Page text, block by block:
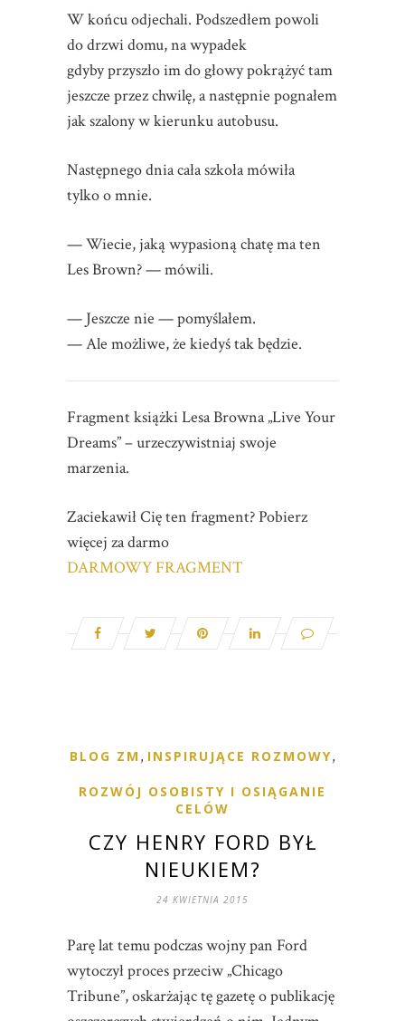
W końcu odjechali. Podszedłem powoli
do drzwi domu, na wypadek
gdyby przyszło im do głowy pokrążyć tam
jeszcze przez chwilę, a następnie pognałem
jak szalony w kierunku autobusu.
Następnego dnia cała szkoła mówiła
tylko o mnie.
— Wiecie, jaką wypasioną chatę ma ten
Les Brown? — mówili.
— Jeszcze nie — pomyślałem.
— Ale możliwe, że kiedyś tak będzie.
Fragment książki Lesa Browna „Live Your
Dreams” – urzeczywistniaj swoje
marzenia.
Zaciekawił Cię ten fragment? Pobierz
więcej za darmo
DARMOWY FRAGMENT
BLOG ZM , INSPIRUJĄCE ROZMOWY,
ROZWÓJ OSOBISTY I OSIĄGANIE
CELÓW
CZY HENRY FORD BYŁ
NIEUKIEM?
24 KWIETNIA 2015
Parę lat temu podczas wojny pan Ford
wytoczył proces przeciw „Chicago
Tribune”, oskarżając tę gazetę o publikację